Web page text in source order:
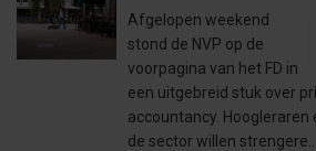
Afgelopen weekend
stond de NVP op de
voorpagina van het FD in
een uitgebreid stuk over
accountancy. Hoogleraren
de sector willen strengere…